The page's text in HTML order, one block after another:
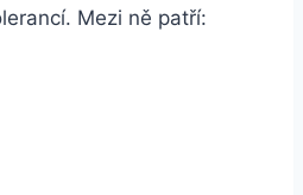
Mezi ně patří: